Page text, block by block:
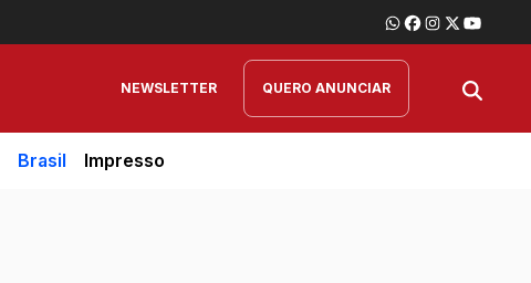
NEWSLETTER QUERO ANUNCIAR
Brasil Impresso